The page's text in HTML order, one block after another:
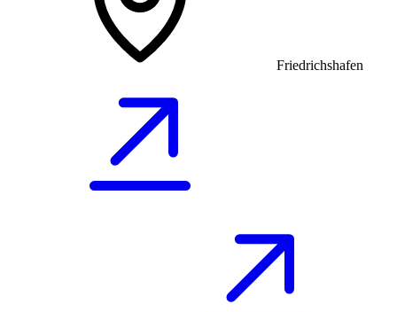
Friedrichshafen